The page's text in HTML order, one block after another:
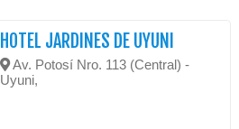
HOTEL JARDINES DE UYUNI
Av. Potosí Nro. 113 (Central) -
Uyuni,